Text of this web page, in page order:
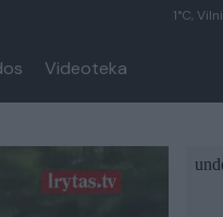
1°C,
Videoteka